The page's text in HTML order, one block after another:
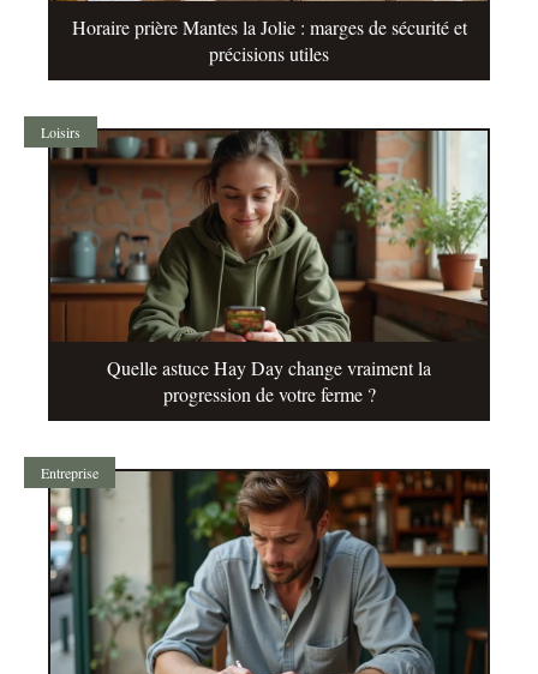
Horaire prière Mantes la Jolie : marges de sécurité et
précisions utiles
Loisirs
Quelle astuce Hay Day change vraiment la
progression de votre ferme ?
Entreprise